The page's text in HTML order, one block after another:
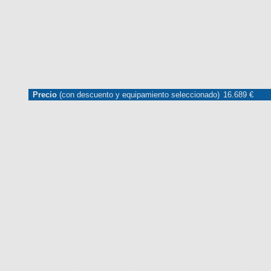
Precio (con descuento y equipamiento seleccionado) 16.689 €